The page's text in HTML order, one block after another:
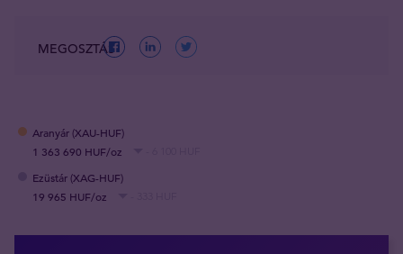
MEGOSZTÁS
Aranyár (XAU-HUF)
1 363 690 HUF/oz
Ezüstár (XAG-HUF)
19 965 HUF/oz